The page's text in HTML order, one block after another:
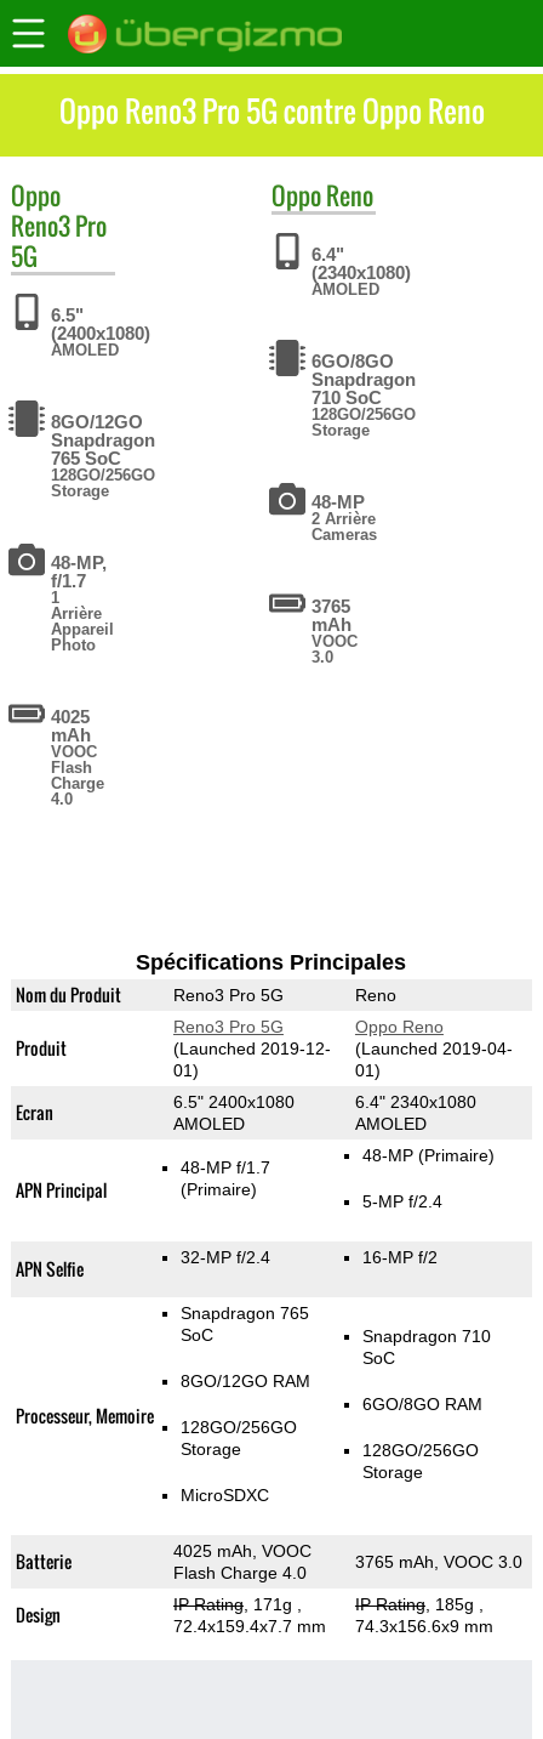
Oppo Reno3 Pro 5G contre Oppo Reno
Oppo
Reno3 Pro
5G
6.5"
(2400x1080)
AMOLED
8GO/12GO
Snapdragon
765 SoC
128GO/256GO
Storage
48-MP,
f/1.7
1
Arrière
Appareil
Photo
4025
mAh
VOOC
Flash
Charge
4.0
OppoReno
6.4"
(2340x1080)
AMOLED
6GO/8GO
Snapdragon
710 SoC
128GO/256GO
Storage
48-MP
2 Arrière
Cameras
3765
mAh
VOOC
3.0
Spécifications Principales
Nom du Produit Reno3 Pro 5G Reno
Produit
Reno3 Pro 5G
(Launched 2019-12-
01)
Oppo Reno
(Launched 2019-04-
01)
Ecran
6.5" 2400x1080
AMOLED
6.4" 2340x1080
AMOLED
APN Principal
48-MP f/1.7
(Primaire)
48-MP (Primaire)
5-MP f/2.4
APN Selfie 32-MP f/2.4 16-MP f/2
Processeur, Memoire
Snapdragon 765
SoC
8GO/12GO RAM
128GO/256GO
Storage
MicroSDXC
Snapdragon 710
SoC
6GO/8GO RAM
128GO/256GO
Storage
Batterie
4025 mAh, VOOC
Flash Charge 4.0
3765 mAh, VOOC 3.0
Design IP Rating, 171g
72.4x159.4x7.7 mm
IP Rating, 185g
74.3x156.6x9 mm